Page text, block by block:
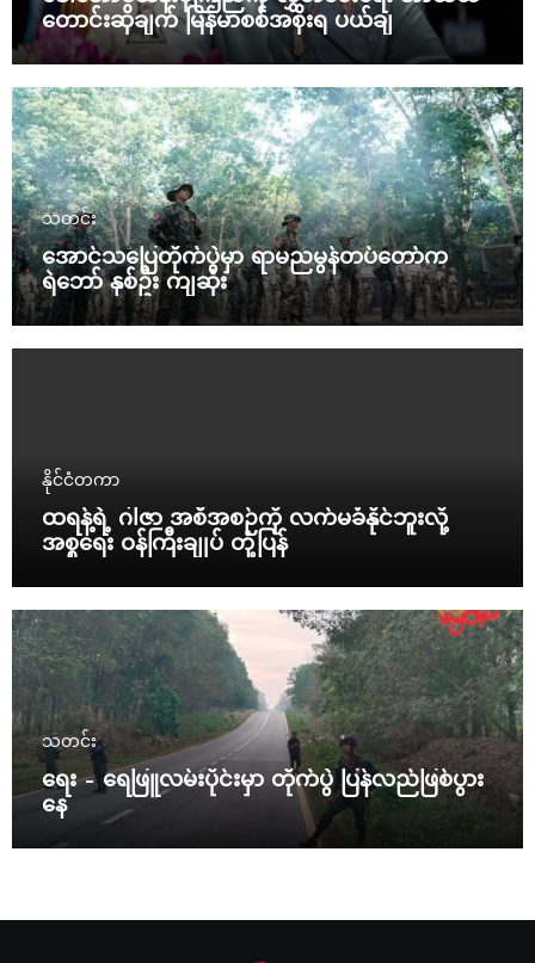
တောင်းဆိုချက် မြန်မာစစ်အစိုးရ ပယ်ချ
သတင်း
အောင်သပြေတိုက်ပွဲမှာ ရာမညမွန်တပ်တော်က
ရဲဘော် နှစ်ဦး ကျဆုံး
နိုင်ငံတကာ
ထရန့်ရဲ့ ဂါဇာ အစီအစဉ်ကို လက်မခံနိုင်ဘူးလို့
အစ္စရေး ဝန်ကြီးချုပ် တုံ့ပြန်
သတင်း
ရေး – ရေဖြူလမ်းပိုင်းမှာ တိုက်ပွဲ ပြန်လည်ဖြစ်ပွား
နေ